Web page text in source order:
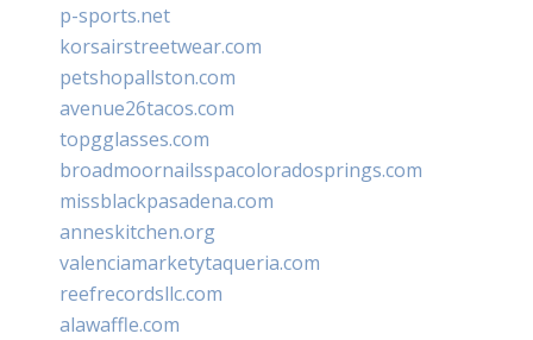
p-sports.net
korsairstreetwear.com
petshopallston.com
avenue26tacos.com
topgglasses.com
broadmoornailsspacoloradosprings.com
missblackpasadena.com
anneskitchen.org
valenciamarketytaqueria.com
reefrecordsllc.com
alawaffle.com